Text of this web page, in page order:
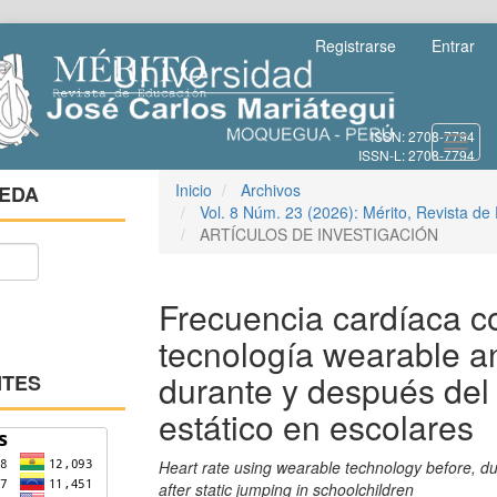
rápido
al
contenido
de
la
página
Registrarse Entrar
Inicio
Archivos
Vol. 8 Núm. 23 (2026): Mérito, Revista de
ARTÍCULOS DE INVESTIGACIÓN
Frecuencia cardíaca
tecnología wearable
durante y después
estático en escolares
Heart rate using wearable technology before,
after static jumping in schoolchildren